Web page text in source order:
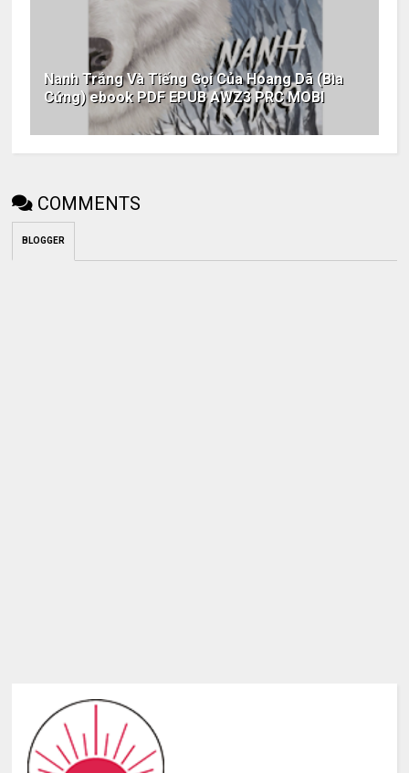
Nanh Trắng Và Tiếng Gọi Của Hoang Dã (Bìa
Cứng) ebook PDF EPUB AWZ3 PRC MOBI
COMMENTS
BLOGGER